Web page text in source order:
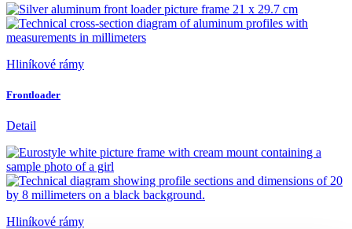
Hliníkové rámy
Frontloader
Detail
Hliníkové rámy